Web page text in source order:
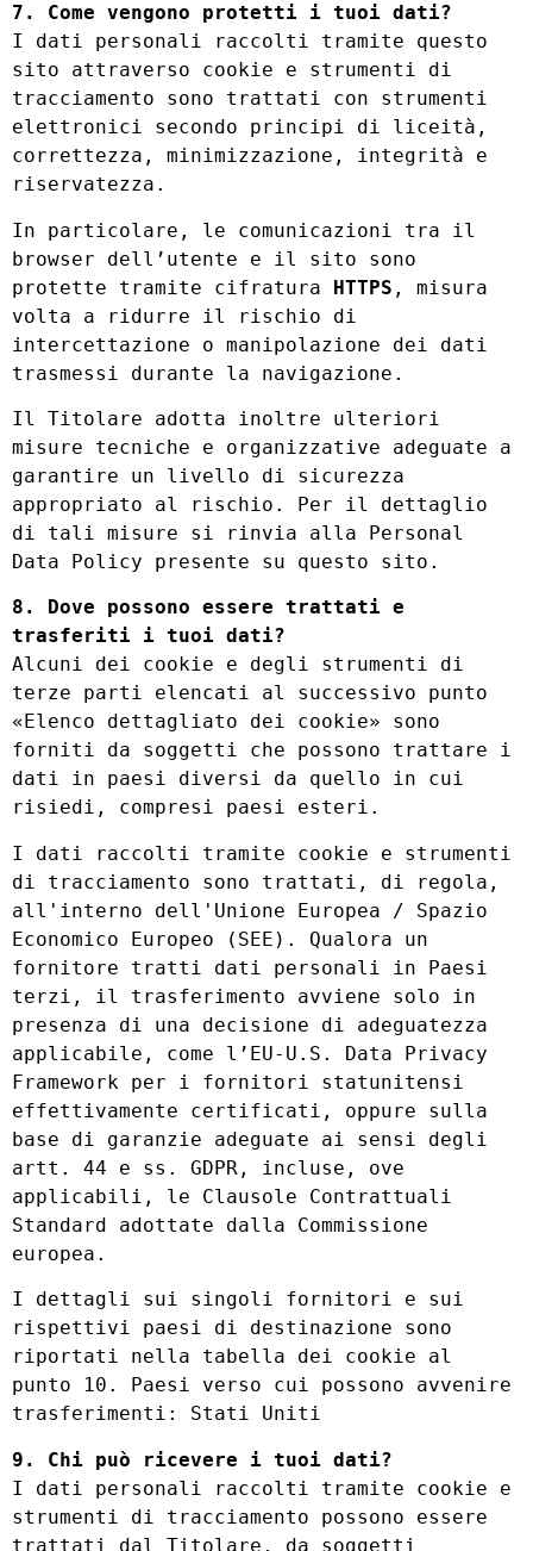
7. Come vengono protetti i tuoi dati?
I dati personali raccolti tramite questo
sito attraverso cookie e strumenti di
tracciamento sono trattati con strumenti
elettronici secondo principi di liceità,
correttezza, minimizzazione, integrità e
riservatezza.
In particolare, le comunicazioni tra il
browser dell’utente e il sito sono
protette tramite cifratura HTTPS , misura
volta a ridurre il rischio di
intercettazione o manipolazione dei dati
trasmessi durante la navigazione.
Il Titolare adotta inoltre ulteriori
misure tecniche e organizzative adeguate a
garantire un livello di sicurezza
appropriato al rischio. Per il dettaglio
di tali misure si rinvia alla Personal
Data Policy presente su questo sito.
8. Dove possono essere trattati e
trasferiti i tuoi dati?
Alcuni dei cookie e degli strumenti di
terze parti elencati al successivo punto
«Elenco dettagliato dei cookie» sono
forniti da soggetti che possono trattare i
dati in paesi diversi da quello in cui
risiedi, compresi paesi esteri.
I dati raccolti tramite cookie e strumenti
di tracciamento sono trattati, di regola,
all'interno dell'Unione Europea / Spazio
Economico Europeo (SEE). Qualora un
fornitore tratti dati personali in Paesi
terzi, il trasferimento avviene solo in
presenza di una decisione di adeguatezza
applicabile, come l’EU-U.S. Data Privacy
Framework per i fornitori statunitensi
effettivamente certificati, oppure sulla
base di garanzie adeguate ai sensi degli
artt. 44 e ss. GDPR, incluse, ove
applicabili, le Clausole Contrattuali
Standard adottate dalla Commissione
europea.
I dettagli sui singoli fornitori e sui
rispettivi paesi di destinazione sono
riportati nella tabella dei cookie al
punto 10. Paesi verso cui possono avvenire
trasferimenti: Stati Uniti
9. Chi può ricevere i tuoi dati?
I dati personali raccolti tramite cookie e
strumenti di tracciamento possono essere
trattati dal Titolare, da soggetti